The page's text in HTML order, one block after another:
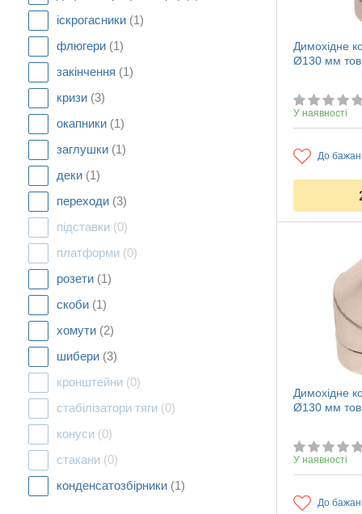
іскрогасники (1)
флюгери (1)
закінчення (1)
кризи (3)
окапники (1)
заглушки (1)
деки (1)
переходи (3)
підставки (0)
платформи (0)
розети (1)
скоби (1)
хомути (2)
шибери (3)
кронштейни (0)
стабілізатори тяги (0)
конуси (0)
стакани (0)
конденсатозбірники (1)
Димохідне
Ø130 мм
У наявності
До
Димохідне
Ø130 мм
У наявності
До